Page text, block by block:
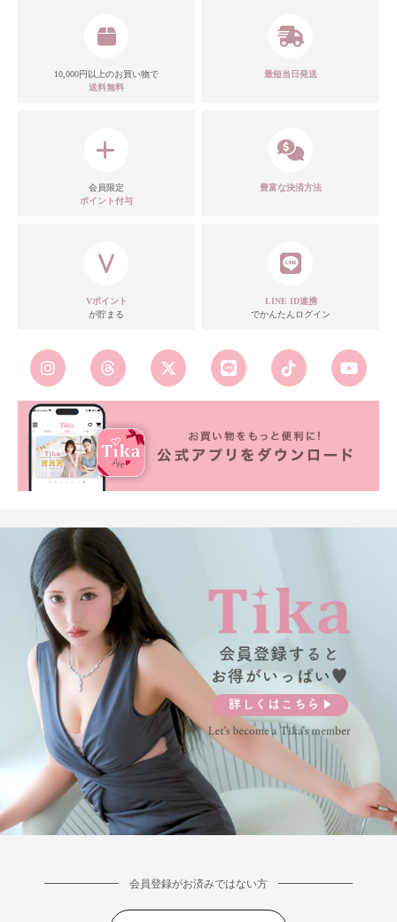
10,000円以上のお買い物で
送料無料
最短当日発送
会員限定
ポイント付与
豊富な決済方法
Vポイント
が貯まる
LINE ID連携
でかんたんログイン
会員登録がお済みではない方